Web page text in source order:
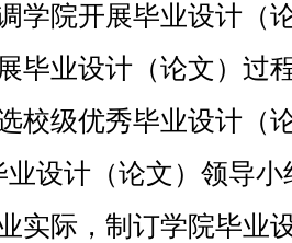
学院开展毕业设计（
毕业设计（论文）过
校级优秀毕业设计（
设计（论文）领导小
实际，制订学院毕业